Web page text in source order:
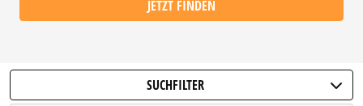
JETZT FINDEN
SUCHFILTER